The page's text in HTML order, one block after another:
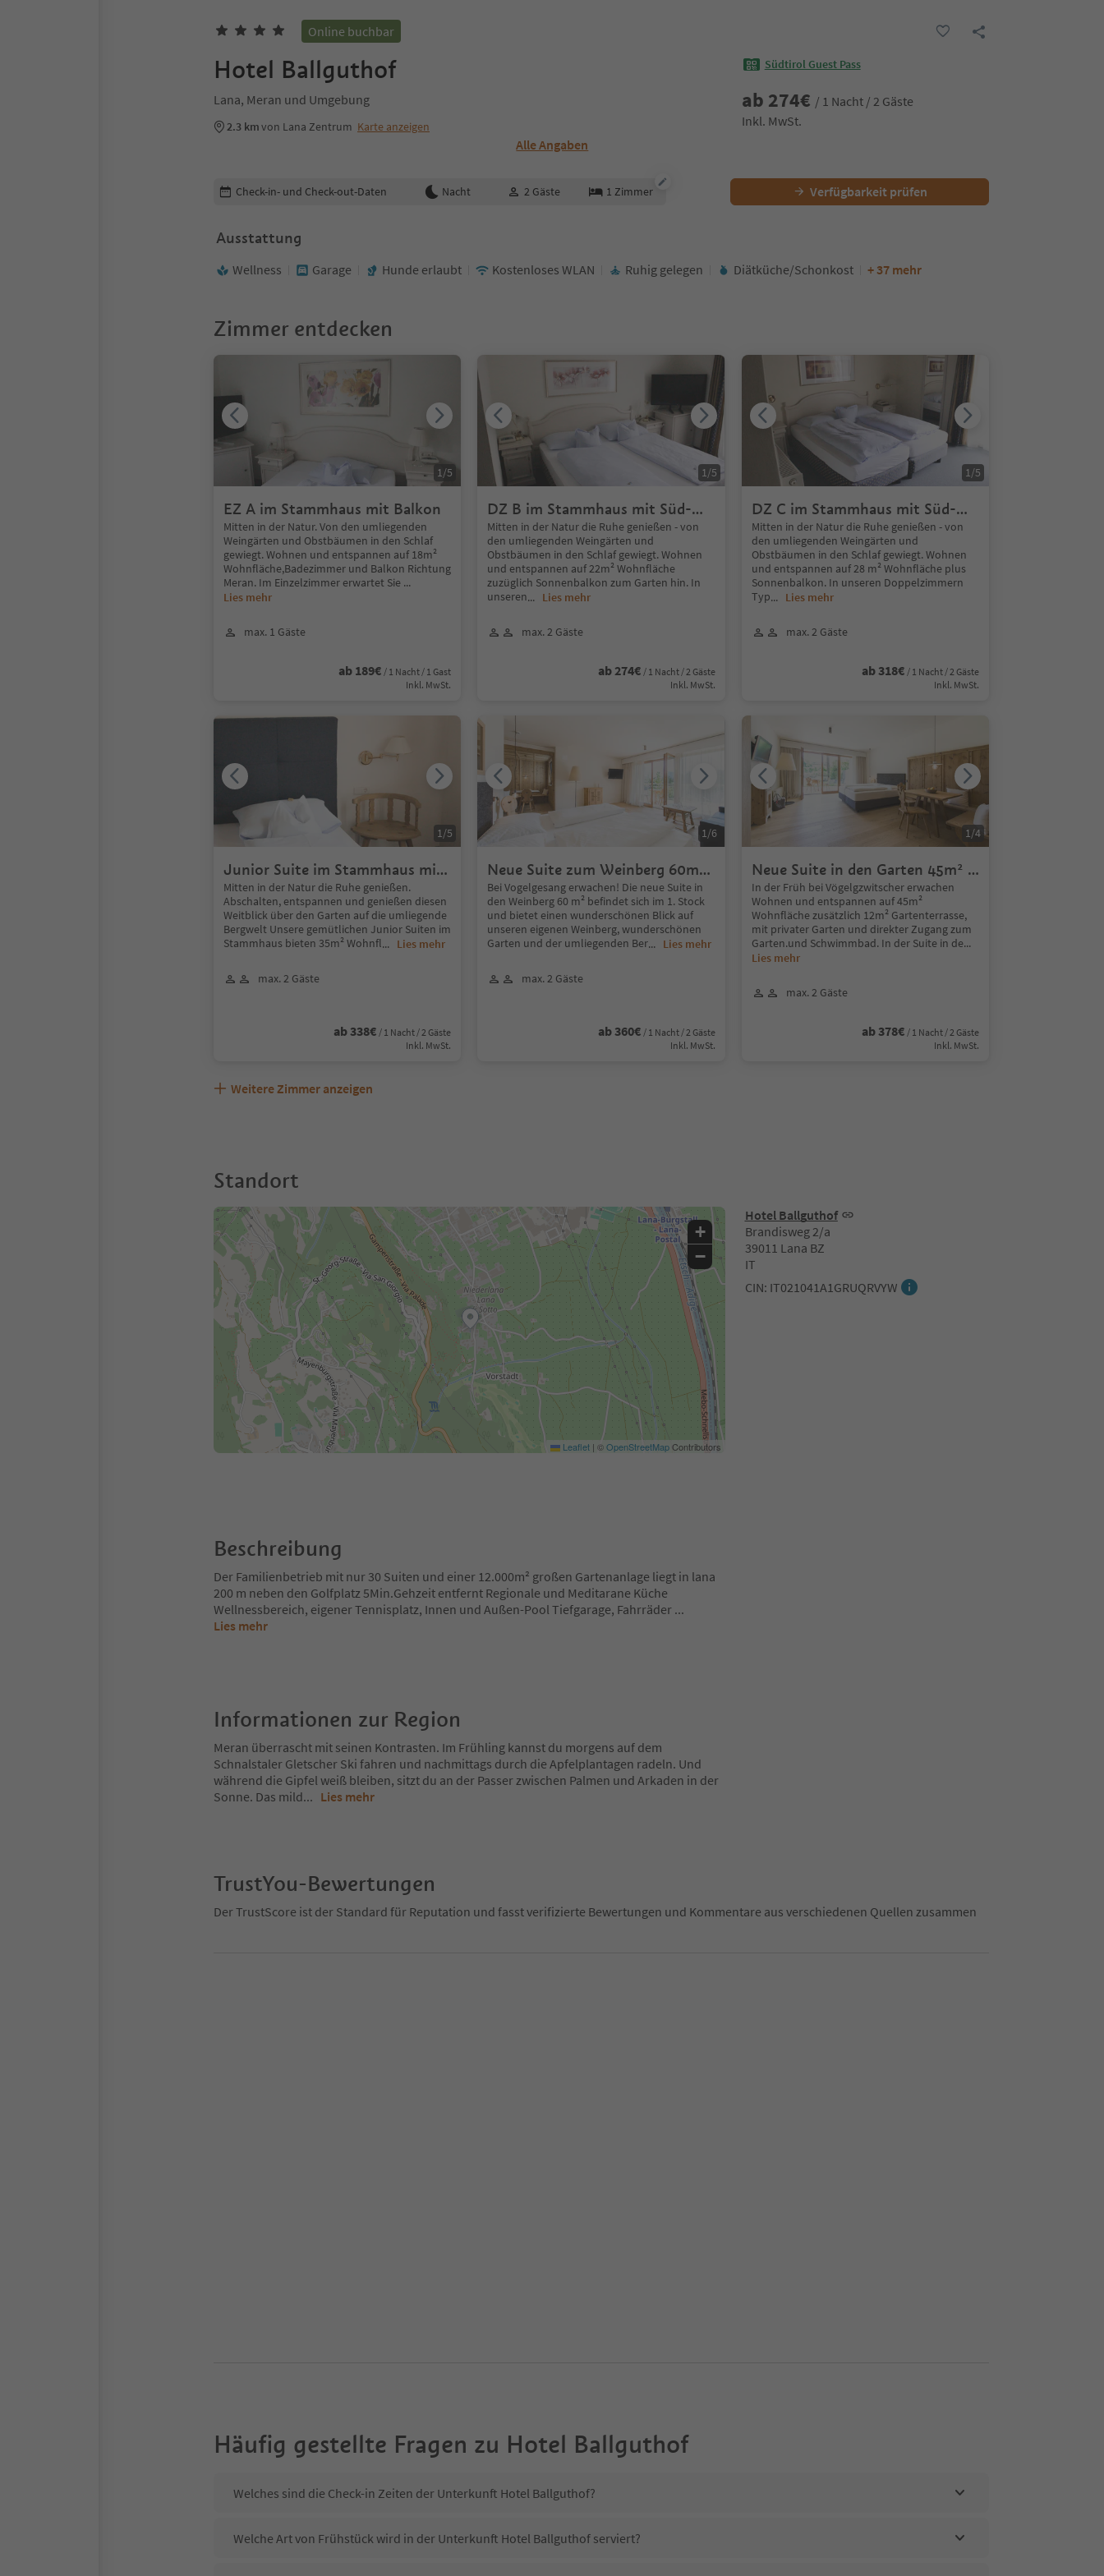
Online buchbar
Hotel Ballguthof
Lana, Meran und Umgebung
2.3 kmvon Lana Zentrum Karte anzeigen
Alle Angaben
Südtirol Guest Pass
ab 274€ / 1 Nacht / 2 Gäste
Inkl. MwSt.
Buchungsdetails bearbeiten
Check-in- und Check-out-Daten Nacht 2 Gäste 1 Zimmer Verfügbarkeit prüfen
Ausstattung
Wellness Garage Hunde erlaubt Kostenloses WLAN Ruhig gelegen Diätküche/Schonkost + 37 mehr
Zimmer entdecken
EZ A im Stammhaus mit Balkon
Mitten in der Natur. Von den umliegenden
Weingärten und Obstbäumen in den Schlaf
gewiegt. Wohnen und entspannen auf 18m²
Wohnfläche,Badezimmer und Balkon Richtung
Meran. Im Einzelzimmer erwartet Sie ...
Lies mehr
max. 1 Gäste
ab 189€ / 1 Nacht / 1 Gast
Inkl. MwSt.
1/5
DZ B im Stammhaus mit Süd-
Balkon zum Garten
Mitten in der Natur die Ruhe genießen - von
den umliegenden Weingärten und
Obstbäumen in den Schlaf gewiegt. Wohnen
und entspannen auf 22m² Wohnfläche
zuzüglich Sonnenbalkon zum Garten hin. In
unseren... Lies mehr
max. 2 Gäste
ab 274€ / 1 Nacht / 2 Gäste
Inkl. MwSt.
1/5
DZ C im Stammhaus mit Süd-
Balkon zum Garten
Mitten in der Natur die Ruhe genießen - von
den umliegenden Weingärten und
Obstbäumen in den Schlaf gewiegt. Wohnen
und entspannen auf 28 m² Wohnfläche plus
Sonnenbalkon. In unseren Doppelzimmern
Typ... Lies mehr
max. 2 Gäste
ab 318€ / 1 Nacht / 2 Gäste
Inkl. MwSt.
1/5
Junior Suite im Stammhaus mit
Süd-Balkon
Mitten in der Natur die Ruhe genießen.
Abschalten, entspannen und genießen diesen
Weitblick über den Garten auf die umliegende
Bergwelt Unsere gemütlichen Junior Suiten im
Stammhaus bieten 35m² Wohnfl... Lies mehr
max. 2 Gäste
ab 338€ / 1 Nacht / 2 Gäste
Inkl. MwSt.
1/5
Neue Suite zum Weinberg 60m²
mit Stub+ südTerrasse
Bei Vogelgesang erwachen! Die neue Suite in
den Weinberg 60 m² befindet sich im 1. Stock
und bietet einen wunderschönen Blick auf
unseren eigenen Weinberg, wunderschönen
Garten und der umliegenden Ber... Lies mehr
max. 2 Gäste
ab 360€ / 1 Nacht / 2 Gäste
Inkl. MwSt.
1/6
Neue Suite in den Garten 45m² +
Süd-Terrasse
In der Früh bei Vögelgzwitscher erwachen
Wohnen und entspannen auf 45m²
Wohnfläche zusätzlich 12m² Gartenterrasse,
mit privater Garten und direkter Zugang zum
Garten.und Schwimmbad. In der Suite in de...
Lies mehr
max. 2 Gäste
ab 378€ / 1 Nacht / 2 Gäste
Inkl. MwSt.
1/4
Weitere Zimmer anzeigen
Standort
Hotel Ballguthof
Brandisweg 2/a
39011 Lana BZ
IT
CIN: IT021041A1GRUQRVYW
+
−
Leaflet | ©OpenStreetMapContributors
Beschreibung
Der Familienbetrieb mit nur 30 Suiten und einer 12.000m² großen Gartenanlage liegt in lana
200 m neben den Golfplatz 5Min.Gehzeit entfernt Regionale und Meditarane Küche
Wellnessbereich, eigener Tennisplatz, Innen und Außen-Pool Tiefgarage, Fahrräder ...
Lies mehr
Informationen zur Region
Meran überrascht mit seinen Kontrasten. Im Frühling kannst du morgens auf dem
Schnalstaler Gletscher Ski fahren und nachmittags durch die Apfelplantagen radeln. Und
während die Gipfel weiß bleiben, sitzt du an der Passer zwischen Palmen und Arkaden in der
Sonne. Das mild... Lies mehr
TrustYou-Bewertungen
Der TrustScore ist der Standard für Reputation und fasst verifizierte Bewertungen und Kommentare aus verschiedenen Quellen zusammen
Häufig gestellte Fragen zu Hotel Ballguthof
Welches sind die Check-in Zeiten der Unterkunft Hotel Ballguthof?
Welche Art von Frühstück wird in der Unterkunft Hotel Ballguthof serviert?